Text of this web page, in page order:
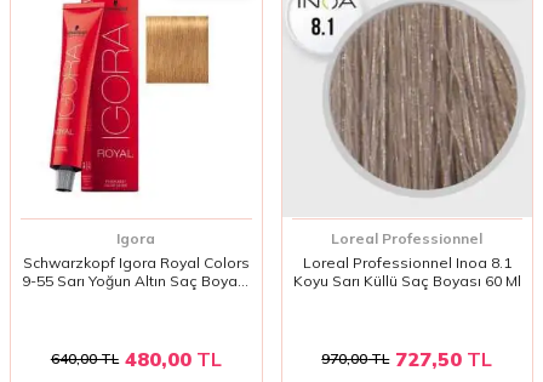
Igora
Schwarzkopf Igora Royal Colors
9-55 Sarı Yoğun Altın Saç Boyası
640,00TL 480,00TL
Loreal Professionnel
Loreal Professionnel Inoa 8.1
Koyu Sarı Küllü Saç Boyası 60 Ml
970,00TL 727,50 TL